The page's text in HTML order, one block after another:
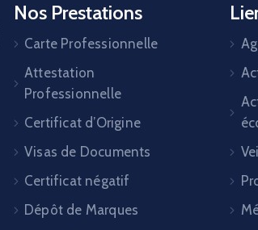
Nos Prestations
Carte Professionnelle
Attestation
Professionnelle
Certificat d’Origine
Visas de Documents
Certificat négatif
Dépôt de Marques